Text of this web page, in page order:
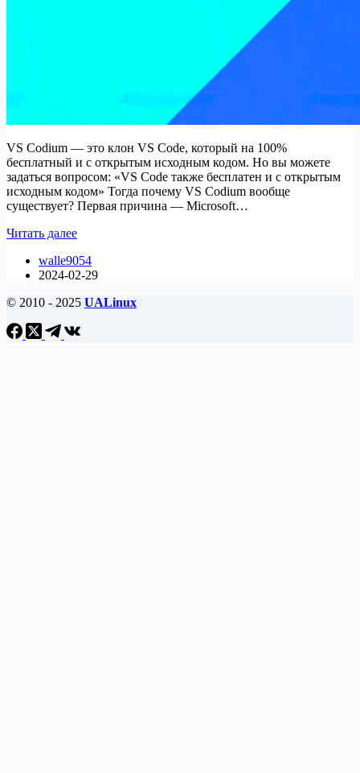
VS Codium — это клон VS Code, который на 100%
бесплатный и с открытым исходным кодом. Но вы можете
задаться вопросом: «VS Code также бесплатен и с открытым
исходным кодом» Тогда почему VS Codium вообще
существует? Первая причина — Microsoft…
Читать далееVS
против
VS
В
разница?
walle9054
2024-02-29
© 2010 - 2025 UALinux